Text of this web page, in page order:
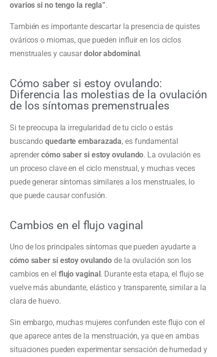
ovarios si no tengo la regla”.
También es importante descartar la presencia de quistes
ováricos o miomas, que pueden influir en los ciclos
menstruales y causar dolor abdominal .
Cómo saber si estoy ovulando:
Diferencia las molestias de la ovulación
de los síntomas premenstruales
Si te preocupa la irregularidad de tu ciclo o estás
buscandoquedarte embarazada, es fundamental
aprendercómo saber si estoy ovulando. La ovulación es
un proceso clave en el ciclo menstrual, y muchas veces
puede generar síntomas similares a los menstruales, lo
que puede causar confusión.
Cambios en el flujo vaginal
Uno de los principales síntomas que pueden ayudarte a
cómo saber si estoy ovulando de la ovulación son los
cambios en el flujo vaginal . Durante esta etapa, el flujo se
vuelve más abundante, elástico y transparente, similar a la
clara de huevo.
Sin embargo, muchas mujeres confunden este flujo con el
que aparece antes de la menstruación, ya que en ambas
situaciones pueden experimentar sensación de humedad y